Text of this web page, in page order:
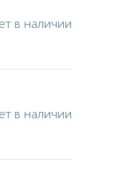
в наличии
в наличии